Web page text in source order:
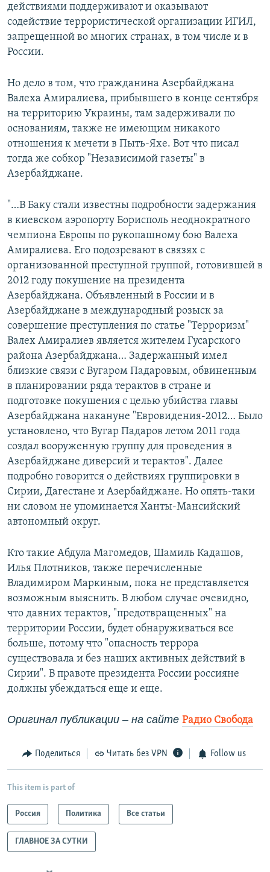
действиями поддерживают и оказывают
содействие террористической организации ИГИЛ,
запрещенной во многих странах, в том числе и в
России.
Но дело в том, что гражданина Азербайджана
Валеха Амиралиева, прибывшего в конце сентября
на территорию Украины, там задерживали по
основаниям, также не имеющим никакого
отношения к мечети в Пыть-Яхе. Вот что писал
тогда же собкор "Независимой газеты" в
Азербайджане.
"…В Баку стали известны подробности задержания
в киевском аэропорту Борисполь неоднократного
чемпиона Европы по рукопашному бою Валеха
Амиралиева. Его подозревают в связях с
организованной преступной группой, готовившей в
2012 году покушение на президента
Азербайджана. Объявленный в России и в
Азербайджане в международный розыск за
совершение преступления по статье "Терроризм"
Валех Амиралиев является жителем Гусарского
района Азербайджана… Задержанный имел
близкие связи с Вугаром Падаровым, обвиненным
в планировании ряда терактов в стране и
подготовке покушения с целью убийства главы
Азербайджана накануне "Евровидения-2012… Было
установлено, что Вугар Падаров летом 2011 года
создал вооруженную группу для проведения в
Азербайджане диверсий и терактов". Далее
подробно говорится о действиях группировки в
Сирии, Дагестане и Азербайджане. Но опять-таки
ни словом не упоминается Ханты-Мансийский
автономный округ.
Кто такие Абдула Магомедов, Шамиль Кадашов,
Илья Плотников, также перечисленные
Владимиром Маркиным, пока не представляется
возможным выяснить. В любом случае очевидно,
что давних терактов, "предотвращенных" на
территории России, будет обнаруживаться все
больше, потому что "опасность террора
существовала и без наших активных действий в
Сирии". В правоте президента России россияне
должны убеждаться еще и еще.
Оригинал публикации – на сайте Радио Свобода
Поделиться Читать без VPN Follow us
This item is part of
Россия Политика Все статьи
ГЛАВНОЕ ЗА СУТКИ